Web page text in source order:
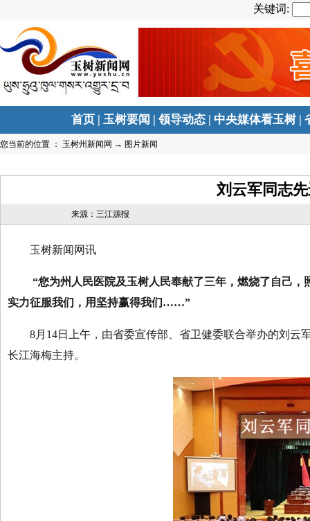
关键词:
首页 |玉树要闻 |领导动态 | 中央媒体看玉树 |
您当前的位置 ： 玉树州新闻网 → 图片新闻
刘云军同志
来源：三江源报
玉树新闻网讯
“您为州人民医院及玉树人民奉献了三年，燃烧了自己
实力征服我们，用坚持赢得我们……”
8月14日上午，由省委宣传部、省卫健委联合举办的刘云
长江海梅主持。